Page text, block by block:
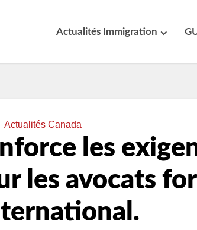
Actualités Immigration
Actualités Canada
les
les avocats